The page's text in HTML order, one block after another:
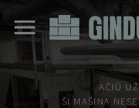
AČIŪ
ŠI MAŠINA